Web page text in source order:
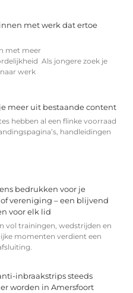
met werk dat ertoe
met meer
Als jongere zoek je
werk
meer uit bestaande content
hebben al een flinke voorraad
handleidingen
bedrukken voor je
vereniging – een blijvend
voor elk lid
vol trainingen, wedstrijden en
momenten verdient een
inbraakstrips steeds
worden in Amersfoort